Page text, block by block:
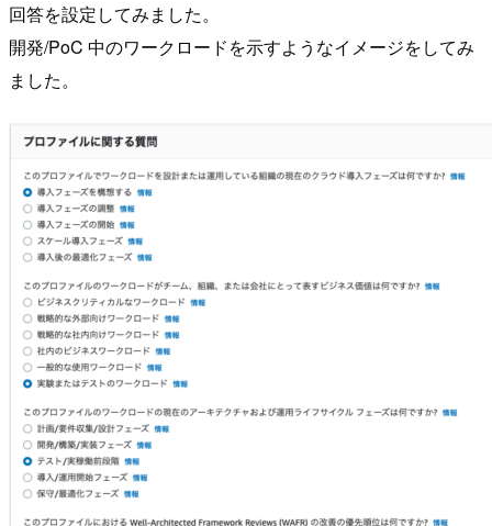
回答を設定してみました。
開発/PoC 中のワークロードを示すようなイメージをしてみ
ました。